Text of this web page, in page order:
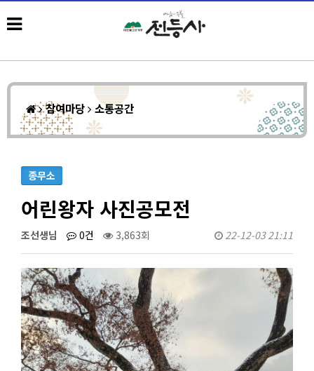
참여마당 소통공간
종무소
어린왕자 사진공모전
조선생님 0건 3,863회 22-12-03 21:11